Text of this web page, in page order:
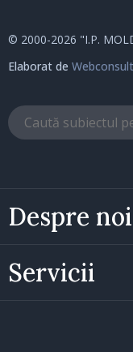
Despre noi
Servicii
© 2000-2026 "I.P.
Elaborat de